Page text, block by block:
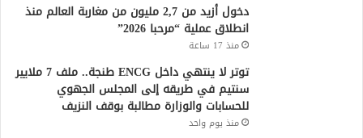
دخول أزيد من 2,7 مليون من مغاربة العالم منذ
انطلاق عملية “مرحبا 2026”
منذ 17 ساعة
توتر لا ينتهي داخل ENCG طنجة.. ملف 7 ملايير
سنتيم في طريقه إلى المجلس الجهوي
للحسابات والوزارة مطالبة بوقف النزيف
منذ يوم واحد